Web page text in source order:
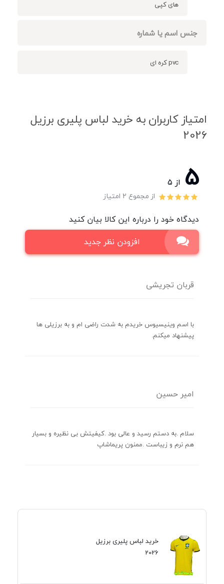
های کپی
جنس اسم یا شماره
pvc کره ای
امتیاز کاربران به خرید لباس پلیری برزیل
2026
5 از ۵
از مجموع 2 امتیاز
دیدگاه خود را درباره این کالا بیان کنید
افزودن نظر جدید
قربان تجریشی
با اسم وینیسیوس خریدم به شدت راضی ام و به برزیلی ها
پیشنهاد میکنم.
امیر حسین
سلام .به دستم رسید و عالی بود .کیفیتش بی نظیره و بسیار
هم نرم و زیباست .ممنون پریماشاپ
خرید لباس پلیری برزیل
2026